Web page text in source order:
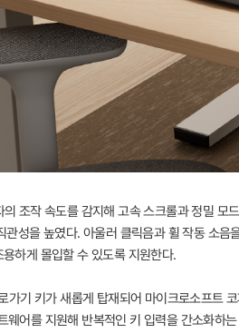
조작 속도를 감지해 고속 스크롤과 정밀 모
관성을 높였다. 아울러 클릭음과 휠 작동 소
하게 몰입할 수 있도록 지원한다.
기 키가 새롭게 탑재되어 마이크로소프트
어를 지원해 반복적인 키 입력을 간소화하